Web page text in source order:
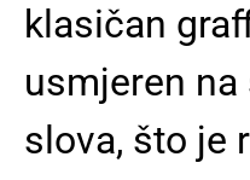
klasičan
usmjeren
slova, što je